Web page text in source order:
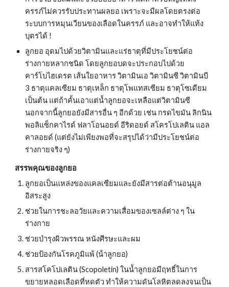
ครรภ์ไม่ควรรับประทานผลยอ เพราะจะมีผลโดยตรงต่อ
ระบบการหมุนเวียนของเลือดในครรภ์ และอาจทำให้แท้ง
บุตรได้ !
ลูกยอ อุดมไปด้วยวิตามินและแร่ธาตุที่มีประโยชน์ต่อ
ร่างกายหลากชนิด โดยลูกยอบดจะประกอบไปด้วย
คาร์โบไฮเดรต เส้นใยอาหาร วิตามินเอ วิตามินซี วิตามินบี
3 ธาตุแคลเซียม ธาตุเหล็ก ธาตุโพแทสเซียม ธาตุโซเดียม
เป็นต้น แต่ถ้าคั้นเอาแต่น้ำลูกยอจะเหลือแต่วิตามินซี
นอกจากนี้ลูกยอยังมีสารอื่น ๆ อีกด้วย เช่น กรดไขมัน ลิกนิน
พอลิแซ็กคาไรด์ ฟลาโอนอยด์ อีริดอยด์ สโครโปเลติน แอล
คาลอยด์ (แต่ยังไม่เพียงพอที่จะสรุปได้ว่ามีประโยชน์ต่อ
ร่างกายจริง ๆ)
สรรพคุณของลูกยอ
ลูกยอเป็นแหล่งของแคลเซียมและยังมีสารต่อต้านอนุมูล
อิสระสูง
ช่วยในการชะลอวัยและความเสื่อมของเซลล์ต่าง ๆ ใน
ร่างกาย
ช่วยบำรุงผิวพรรณ หนังศีรษะและผม
ช่วยป้องกันโรคภูมิแพ้ (น้ําลูกยอ)
สารสโคโปเลติน (Scopoletin) ในน้ำลูกยอมีฤทธิ์ในการ
ขยายหลอดเลือดที่หดตัว ทำให้ความดันโลหิตลดลงจนเป็น